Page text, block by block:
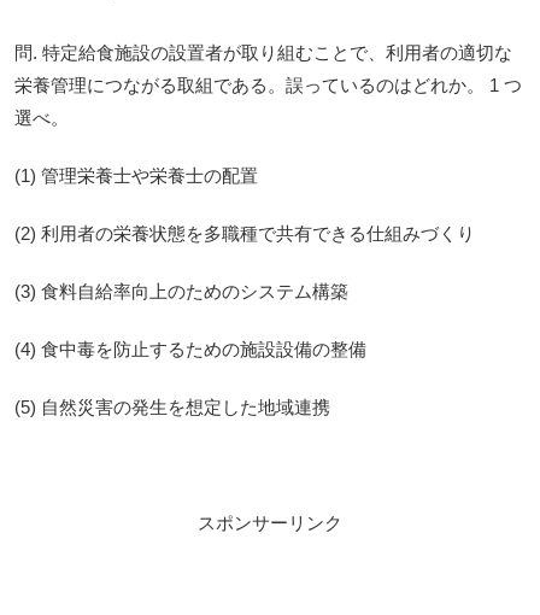
問. 特定給食施設の設置者が取り組むことで、利用者の適切な
栄養管理につながる取組である。誤っているのはどれか。 1 つ
選べ。
(1) 管理栄養士や栄養士の配置
(2) 利用者の栄養状態を多職種で共有できる仕組みづくり
(3) 食料自給率向上のためのシステム構築
(4) 食中毒を防止するための施設設備の整備
(5) 自然災害の発生を想定した地域連携
スポンサーリンク